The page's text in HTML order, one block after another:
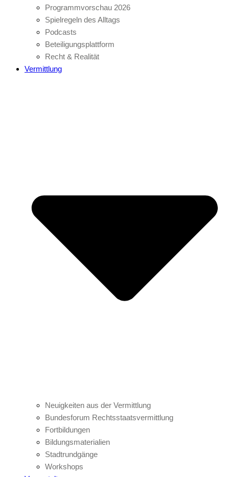
Programmvorschau 2026
Spielregeln des Alltags
Podcasts
Beteiligungsplattform
Recht & Realität
Vermittlung
Neuigkeiten aus der Vermittlung
Bundesforum Rechtsstaatsvermittlung
Fortbildungen
Bildungsmaterialien
Stadtrundgänge
Workshops